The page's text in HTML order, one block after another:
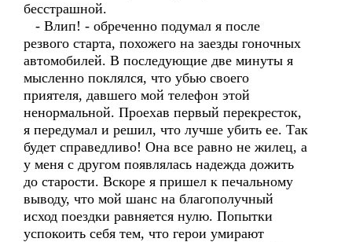
бесстрашной.
- Влип! - обреченно подумал я после
резвого старта, похожего на заезды гоночных
автомобилей. В последующие две минуты я
мысленно поклялся, что убью своего
приятеля, давшего мой телефон этой
ненормальной. Проехав первый перекресток,
я передумал и решил, что лучше убить ее. Так
будет справедливо! Она все равно не жилец, а
у меня с другом появлялась надежда дожить
до старости. Вскоре я пришел к печальному
выводу, что мой шанс на благополучный
исход поездки равняется нулю. Попытки
успокоить себя тем, что герои умирают